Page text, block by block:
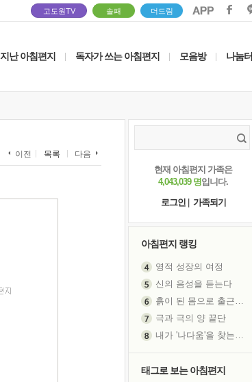
고도원TV 솔패 더드림
지난 아침편지 독자가 쓰는 아침편지 모음방 나눔터
이전 목록 다음
현재 아침편지 가족은
4,043,039 명입니다.
로그인
가족되기
아침편지 랭킹
영적 성장의 여정
신의 음성을 듣는다
흙이 된 몸으로 출근하는 여자
극과 극의 양 끝단
내가 '나다움'을 찾는 길
처음 손을 잡았던 날
태그로 보는 아침편지